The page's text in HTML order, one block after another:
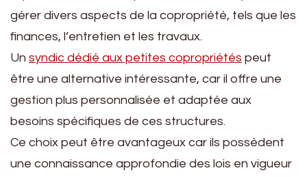
gérer divers aspects de la copropriété, tels que les
finances, l’entretien et les travaux.
Un syndic dédié aux petites copropriétés peut
être une alternative intéressante, car il offre une
gestion plus personnalisée et adaptée aux
besoins spécifiques de ces structures.
Ce choix peut être avantageux car ils possèdent
une connaissance approfondie des lois en vigueur